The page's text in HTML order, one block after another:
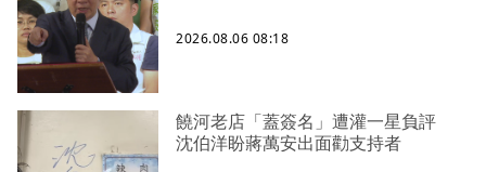
2026.08.06 08:18
饒河老店「蓋簽名」遭灌一星負評
沈伯洋盼蔣萬安出面勸支持者